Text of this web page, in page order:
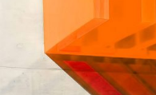
GREEN DESIGN
Small Pavilions